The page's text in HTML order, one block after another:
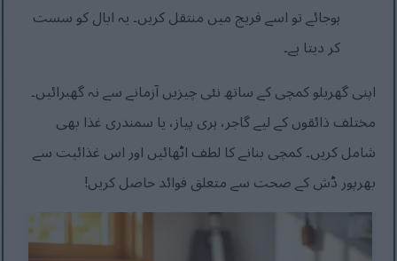
ہوجائے تو اسے فریج میں منتقل کریں۔ یہ ابال کو سست
کر دیتا ہے۔
اپنی گھریلو کمچی کے ساتھ نئی چیزیں آزمانے سے نہ گھبرائیں۔
مختلف ذائقوں کے لیے گاجر، ہری پیاز، یا سمندری غذا بھی
شامل کریں۔ کمچی بنانے کا لطف اٹھائیں اور اس غذائیت سے
بھرپور ڈش کے صحت سے متعلق فوائد حاصل کریں!